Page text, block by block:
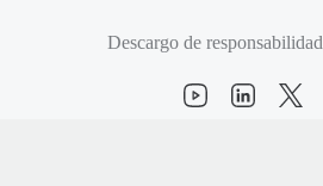
Descargo de responsabilidad